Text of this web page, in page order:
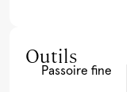
Outils
Passoire fine